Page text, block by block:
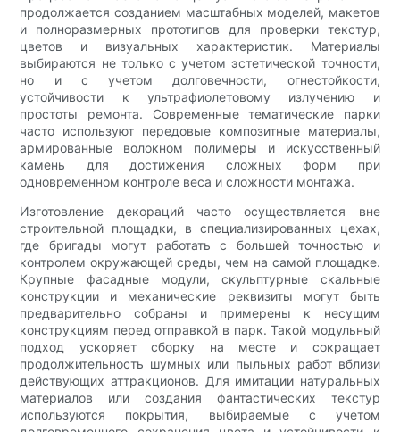
продолжается созданием масштабных моделей, макетов
и полноразмерных прототипов для проверки текстур,
цветов и визуальных характеристик. Материалы
выбираются не только с учетом эстетической точности,
но и с учетом долговечности, огнестойкости,
устойчивости к ультрафиолетовому излучению и
простоты ремонта. Современные тематические парки
часто используют передовые композитные материалы,
армированные волокном полимеры и искусственный
камень для достижения сложных форм при
одновременном контроле веса и сложности монтажа.
Изготовление декораций часто осуществляется вне
строительной площадки, в специализированных цехах,
где бригады могут работать с большей точностью и
контролем окружающей среды, чем на самой площадке.
Крупные фасадные модули, скульптурные скальные
конструкции и механические реквизиты могут быть
предварительно собраны и примерены к несущим
конструкциям перед отправкой в ​​парк. Такой модульный
подход ускоряет сборку на месте и сокращает
продолжительность шумных или пыльных работ вблизи
действующих аттракционов. Для имитации натуральных
материалов или создания фантастических текстур
используются покрытия, выбираемые с учетом